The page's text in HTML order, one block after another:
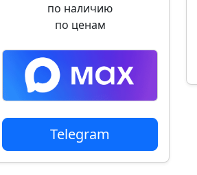
по наличию
по ценам
Telegram